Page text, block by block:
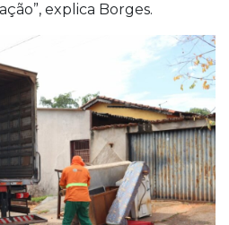
explica Borges.